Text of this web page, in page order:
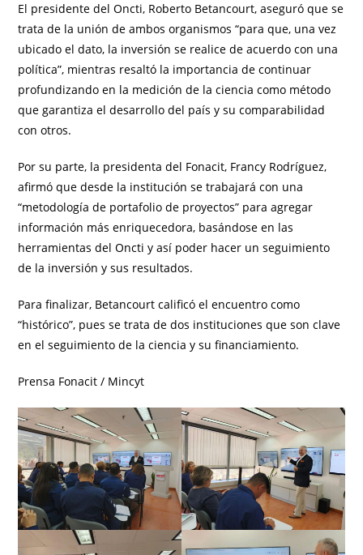
El presidente del Oncti, Roberto Betancourt, aseguró que se
trata de la unión de ambos organismos “para que, una vez
ubicado el dato, la inversión se realice de acuerdo con una
política”, mientras resaltó la importancia de continuar
profundizando en la medición de la ciencia como método
que garantiza el desarrollo del país y su comparabilidad
con otros.
Por su parte, la presidenta del Fonacit, Francy Rodríguez,
afirmó que desde la institución se trabajará con una
“metodología de portafolio de proyectos” para agregar
información más enriquecedora, basándose en las
herramientas del Oncti y así poder hacer un seguimiento
de la inversión y sus resultados.
Para finalizar, Betancourt calificó el encuentro como
“histórico”, pues se trata de dos instituciones que son clave
en el seguimiento de la ciencia y su financiamiento.
Prensa Fonacit / Mincyt